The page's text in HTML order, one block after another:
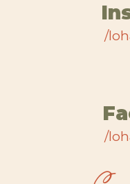
/
/